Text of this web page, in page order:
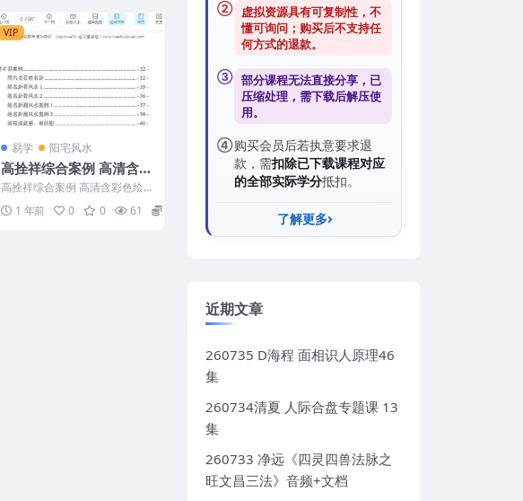
VIP
易学 阳宅风水
高拴祥综合案例 高清含彩
色绘图228页.pdf Y
高拴祥综合案例 高清含彩色绘
图228页.pdf Y 250817
1 年前 0 0 61
②
虚拟资源具有可复制性，不
懂可询问；购买后不支持任
何方式的退款。
③ 部分课程无法直接分享，已
压缩处理，需下载后解压使
用。
④购买会员后若执意要求退
款，需扣除已下载课程对应
的全部实际学分抵扣。
了解更多
近期文章
260735 D海程 面相识人原理46
集
260734清夏 人际合盘专题课 13
集
260733 净远《四灵四兽法脉之
旺文昌三法》音频+文档